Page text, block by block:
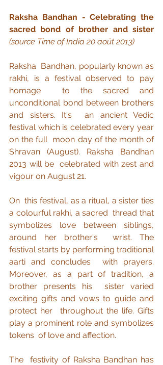
Raksha Bandhan - Celebrating the
sacred bond of brother and sister
(source Time of India 20 août 2013)
Raksha  Bandhan, popularly known as
rakhi, is a festival observed to pay
homage  to the sacred and
unconditional bond between brothers
and sisters. It's  an ancient Vedic
festival which is celebrated every year
on the full  moon day of the month of
Shravan (August). Raksha Bandhan
2013 will be  celebrated with zest and
vigour on August 21.
On  this festival, as a ritual, a sister ties
a colourful rakhi, a sacred  thread that
symbolizes love between siblings,
around her brother's  wrist. The
festival starts by performing traditional
aarti and concludes  with prayers.
Moreover, as a part of tradition, a
brother presents his  sister varied
exciting gifts and vows to guide and
protect her  throughout the life. Gifts
play a prominent role and symbolizes
tokens  of love and affection.
The  festivity of Raksha Bandhan has